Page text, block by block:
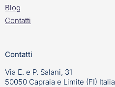
Blog
Contatti
Contatti
Via E. e P. Salani, 31
50050 Capraia e Limite (FI) Italia